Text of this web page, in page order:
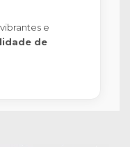
e
de